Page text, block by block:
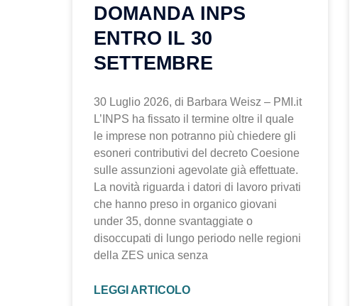
DOMANDA INPS
ENTRO IL 30
SETTEMBRE
30 Luglio 2026, di Barbara Weisz – PMI.it
L’INPS ha fissato il termine oltre il quale
le imprese non potranno più chiedere gli
esoneri contributivi del decreto Coesione
sulle assunzioni agevolate già effettuate.
La novità riguarda i datori di lavoro privati
che hanno preso in organico giovani
under 35, donne svantaggiate o
disoccupati di lungo periodo nelle regioni
della ZES unica senza
LEGGI ARTICOLO